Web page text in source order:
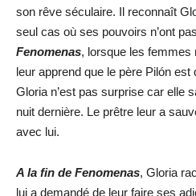
son rêve séculaire. Il reconnaît
seul cas où ses pouvoirs n’ont
Fenomenas, lorsque les femmes
leur apprend que le père Pilón est
Gloria n’est pas surprise car elle
nuit dernière. Le prêtre leur a
avec lui.
A la fin de Fenomenas, Gloria
lui a demandé de leur faire ses